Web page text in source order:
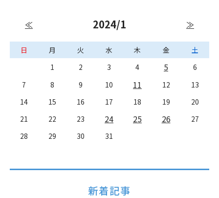
≪ 2024/1 ≫
日 月 火 水 木 金
土
1
2 3 4 5
6
7
8 9 10 11 12
13
14
15 16 17 18 19
20
21
22 23 24 25 26
27
28
29 30 31
新着記事